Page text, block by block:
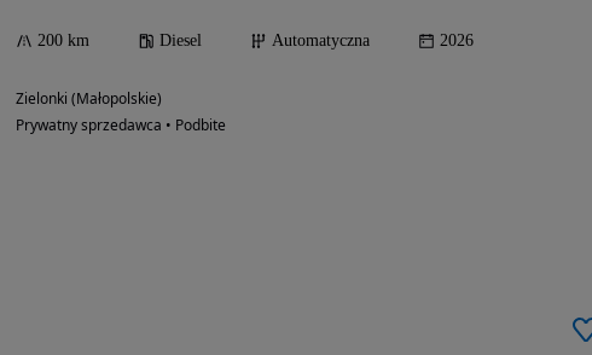
200 km Diesel Automatyczna 2026
Zielonki (Małopolskie)
Prywatny sprzedawca • Podbite